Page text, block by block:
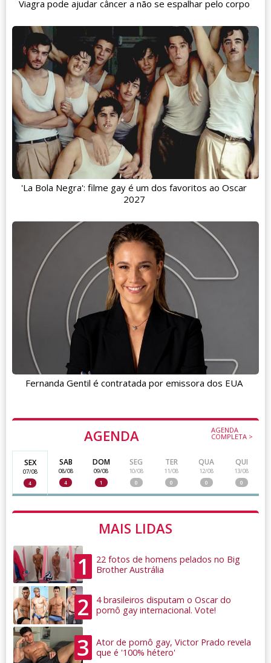
AGENDA AGENDA
COMPLETA >
SEX
07/08
4
SAB
08/08
4
DOM
09/08
1
SEG
10/08
0
TER
11/08
0
QUA
12/08
0
QUI
13/08
0
MAIS LIDAS
1
22 fotos de homens pelados no Big
Brother Austrália
2
4 brasileiros disputam o Oscar do
pornô gay internacional. Vote!
3
Ator de pornô gay, Victor Prado revela
que é '100% hétero'
Viagra pode ajudar câncer a não se espalhar pelo corpo
'La Bola Negra': filme gay é um dos favoritos ao Oscar
2027
Fernanda Gentil é contratada por emissora dos EUA